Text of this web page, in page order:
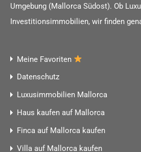
Umgebung (Mallorca Südost). Ob
Investitionsimmobilien, wir finden
Meine Favoriten
Datenschutz
Luxusimmobilien Mallorca
Haus kaufen auf Mallorca
Finca auf Mallorca kaufen
Villa auf Mallorca kaufen